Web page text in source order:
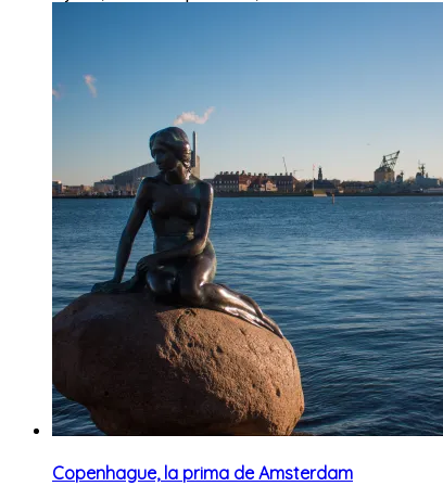
Copenhague, la prima de Amsterdam